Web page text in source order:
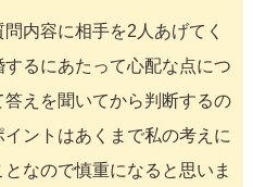
内容に相手を2人あげてく
るにあたって心配な点につ
えを聞いてから判断するの
ントはあくまで私の考えに
なので慎重になると思いま